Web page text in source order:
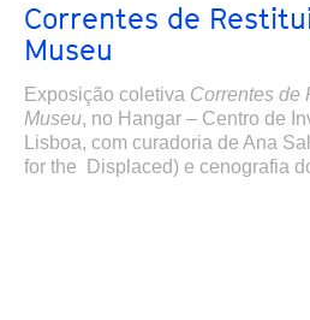
Correntes de
Museu
Exposição coletiva Correntes de
Museu, no Hangar – Centro de
Lisboa, com curadoria de Ana
for the Displaced) e cenografia